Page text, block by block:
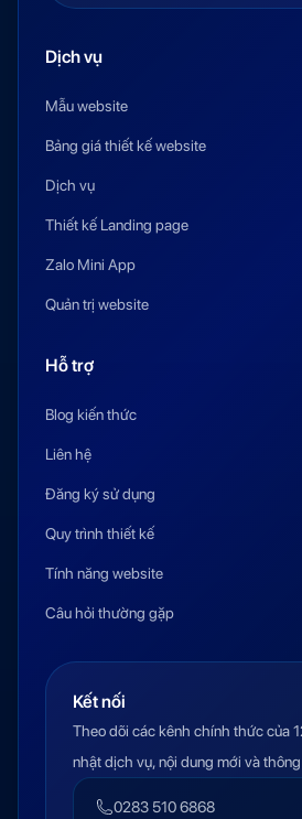
Dịch vụ
Mẫu website
Bảng giá thiết kế website
Dịch vụ
Thiết kế Landing page
Zalo Mini App
Quản trị website
Hỗ trợ
Blog kiến thức
Liên hệ
Đăng ký sử dụng
Quy trình thiết kế
Tính năng website
Câu hỏi thường gặp
Kết nối
Theo dõi các kênh chính thức của
nhật dịch vụ, nội dung mới và
0283 510 6868